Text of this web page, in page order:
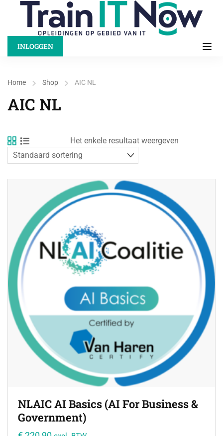
INLOGGEN
Home Shop AIC NL
AIC NL
Het enkele resultaat weergeven
NLAIC AI Basics (AI For Business &
Government)